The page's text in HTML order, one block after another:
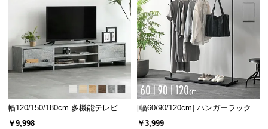
幅120/150/180cm 多機能テレビボ
ード 木目/石目調 オープン収納・
￥9,998
[幅60/90/120cm] ハンガーラック
スチール 4段階高さ調節 サイドフ
￥3,999